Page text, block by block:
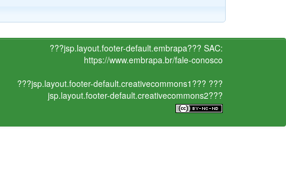
???jsp.layout.footer-default.embrapa??? SAC:
https://www.embrapa.br/fale-conosco
???jsp.layout.footer-default.creativecommons1??? ???
jsp.layout.footer-default.creativecommons2???